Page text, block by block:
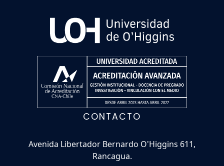
CONTACTO
Avenida Libertador Bernardo O'Higgins 611,
Rancagua.